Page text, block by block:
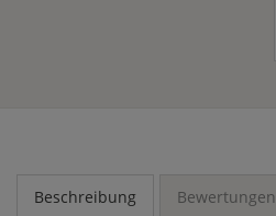
Beschreibung Bewertungen